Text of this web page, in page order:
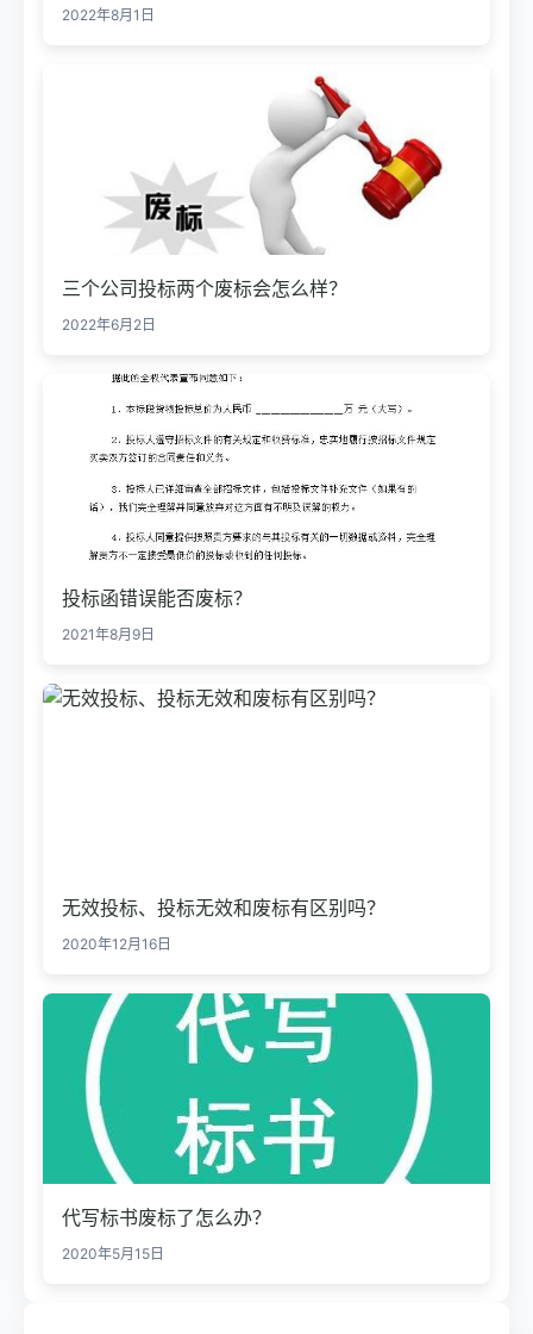
2022年8月1日
三个公司投标两个废标会怎么样？
2022年6月2日
投标函错误能否废标？
2021年8月9日
无效投标、投标无效和废标有区别吗？
2020年12月16日
代写标书废标了怎么办？
2020年5月15日